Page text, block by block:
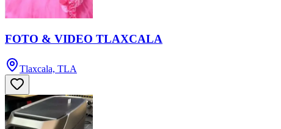
FOTO & VIDEO TLAXCALA
Tlaxcala, TLA